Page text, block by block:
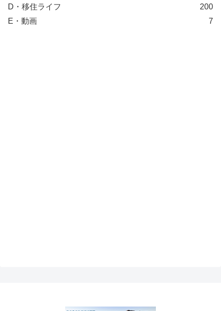
D・移住ライフ
200
E・動画
7